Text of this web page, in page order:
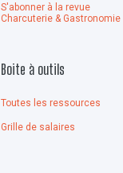
S'abonner à la revue
Charcuterie & Gastronomie
Boite à outils
Toutes les ressources
Grille de salaires